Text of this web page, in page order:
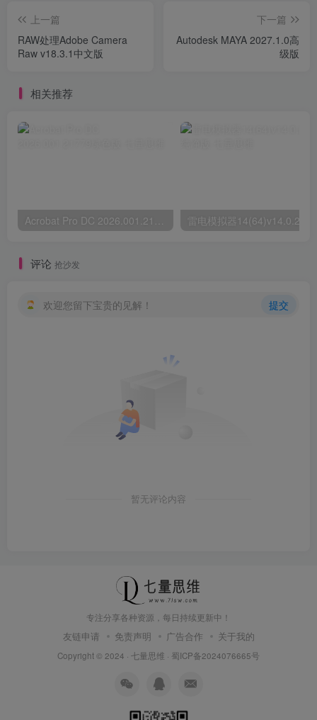
上一篇
RAW处理Adobe Camera
Raw v18.3.1中文版
下一篇
Autodesk MAYA 2027.1.0高
级版
相关推荐
评论 抢沙发
欢迎您留下宝贵的见解！ 提交
暂无评论内容
专注分享各种资源，每日持续更新中！
友链申请 免责声明 广告合作 关于我的
Copyright © 2024 · 七量思维 · 蜀ICP备2024076665号